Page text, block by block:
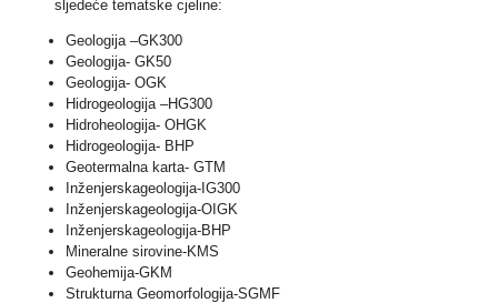
sljedeće tematske cjeline:
Geologija –GK300
Geologija- GK50
Geologija- OGK
Hidrogeologija –HG300
Hidroheologija- OHGK
Hidrogeologija- BHP
Geotermalna karta- GTM
Inženjerskageologija-IG300
Inženjerskageologija-OIGK
Inženjerskageologija-BHP
Mineralne sirovine-KMS
Geohemija-GKM
Strukturna Geomorfologija-SGMF